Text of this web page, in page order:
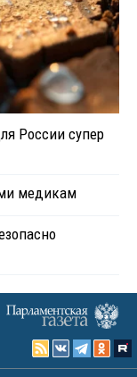
России супер
медикам